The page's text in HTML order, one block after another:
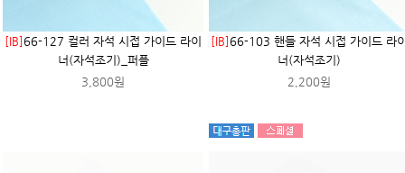
[IB]66-127 컬러 자석 시접 가이드 라이
너(자석조기)_퍼플
3,800원
[IB]66-103 핸들 자석 시접 가이드 라
너(자석조기)
2,200원